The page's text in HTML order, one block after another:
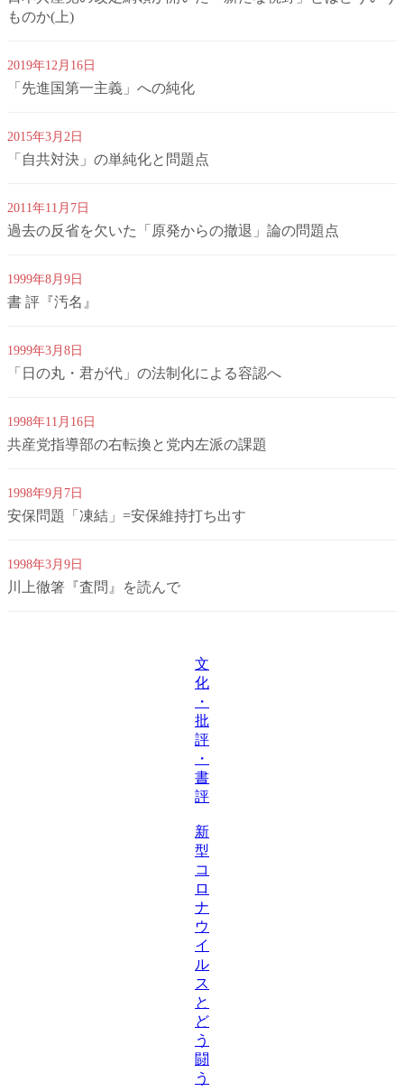
ものか(上)
2019年12月16日
「先進国第一主義」への純化
2015年3月2日
「自共対決」の単純化と問題点
2011年11月7日
過去の反省を欠いた「原発からの撤退」論の問題点
1999年8月9日
書 評『汚名』
1999年3月8日
「日の丸・君が代」の法制化による容認へ
1998年11月16日
共産党指導部の右転換と党内左派の課題
1998年9月7日
安保問題「凍結」=安保維持打ち出す
1998年3月9日
川上徹箸『査問』を読んで
文
化
・
批
評
・
書
評
新
型
コ
ロ
ナ
ウ
イ
ル
ス
と
ど
う
闘
う